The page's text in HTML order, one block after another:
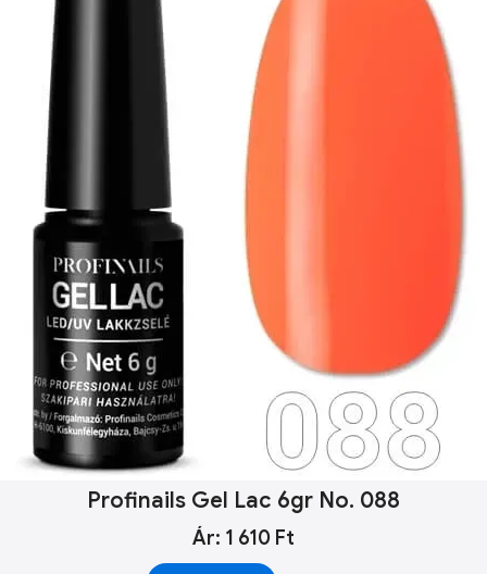
Profinails Gel Lac 6gr No. 088
Ár: 1 610 Ft